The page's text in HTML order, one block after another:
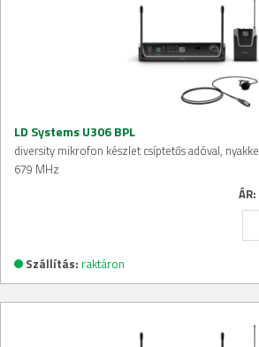
LD Systems U306 BPL
diversity mikrofon készlet csíptetős adóval,
679 MHz
ÁR:
Szállítás: raktáron